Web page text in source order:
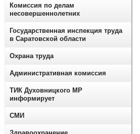
Комиссия по делам
несовершеннолетних
Государственная инспекция труда
в Саратовской области
Охрана труда
Административная комиссия
ТИК Духовницкого МР
информирует
СМИ